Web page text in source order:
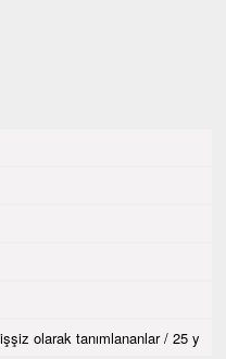
olarak tanımlananlar / 25 y